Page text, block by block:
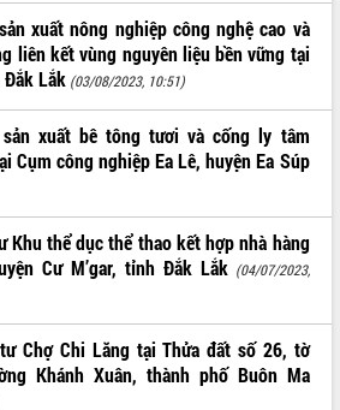
xuất nông nghiệp công nghệ cao và
liên kết vùng nguyên liệu bền vững tại
Lắk (03/08/2023, 10:51)
xuất bê tông tươi và cống ly tâm
Cụm công nghiệp Ea Lê, huyện Ea Súp
Khu thể dục thể thao kết hợp nhà hàng
Cư M’gar, tỉnh Đắk Lắk (04/07/2023,
Chợ Chi Lăng tại Thửa đất số 26, tờ
Khánh Xuân, thành phố Buôn Ma